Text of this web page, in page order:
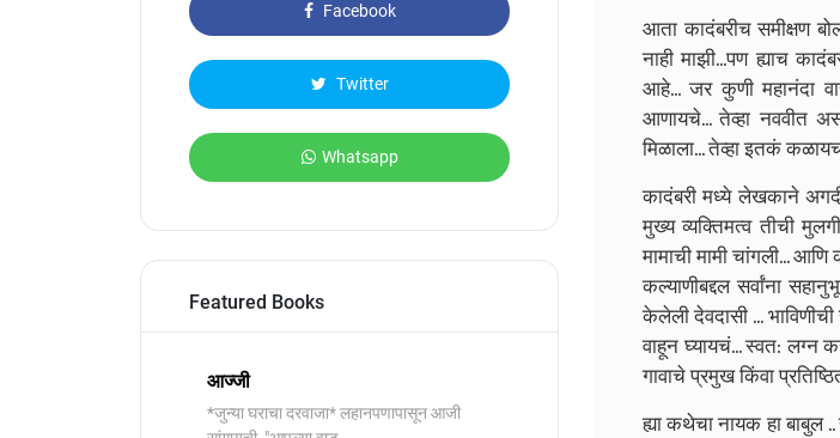
Facebook
Twitter
Whatsapp
Featured Books
आज्जी
*जुन्या घराचा दरवाजा* लहानपणापासून आजी
आता कादंबरीच समीक्षण
नाही माझी...पण ह्याच
आहे... जर कुणी महानंदा
आणायचे... तेव्हा नववीत
मिळाला... तेव्हा इतकं
कादंबरी मध्ये लेखकाने
मुख्य व्यक्तिमत्व तीची
मामाची मामी चांगली...
कल्याणीबद्दल सर्वांना
केलेली देवदासी ...
वाहून घ्यायचं... स्वत: लग्न
गावाचे प्रमुख किंवा
ह्या कथेचा नायक हा बाबुल